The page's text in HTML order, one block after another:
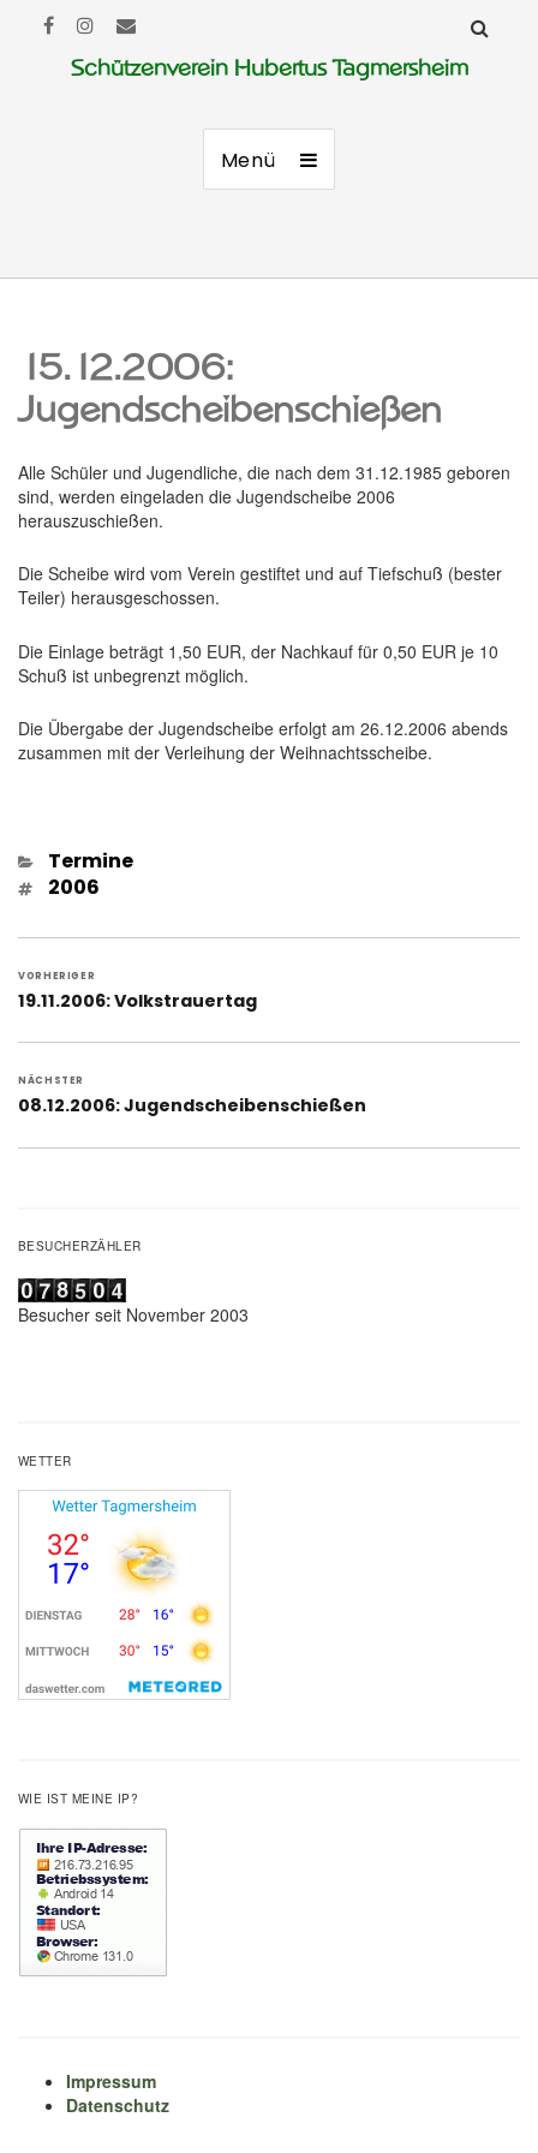
Schützenverein Hubertus Tagmersheim
Menü
15.12.2006:
Jugendscheibenschießen
Alle Schüler und Jugendliche, die nach dem 31.12.1985 geboren
sind, werden eingeladen die Jugendscheibe 2006
herauszuschießen.
Die Scheibe wird vom Verein gestiftet und auf Tiefschuß (bester
Teiler) herausgeschossen.
Die Einlage beträgt 1,50 EUR, der Nachkauf für 0,50 EUR je 10
Schuß ist unbegrenzt möglich.
Die Übergabe der Jugendscheibe erfolgt am 26.12.2006 abends
zusammen mit der Verleihung der Weihnachtsscheibe.
Kategorien
Termine
Schlagwörter
2006
VORHERIGER
Vorheriger
19.11.2006: Volkstrauertag
NÄCHSTER
Nächster
08.12.2006: Jugendscheibenschießen
BESUCHERZÄHLER
Besucher seit November 2003
WETTER
WIE IST MEINE IP?
Impressum
Datenschutz